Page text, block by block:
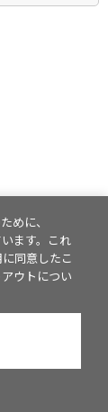
めに、
ます。これ
同意したこ
ウトについ